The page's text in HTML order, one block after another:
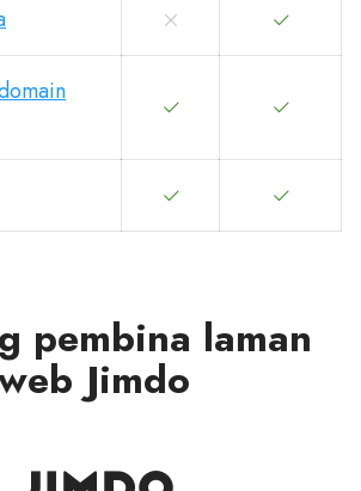
pembina laman
Jimdo